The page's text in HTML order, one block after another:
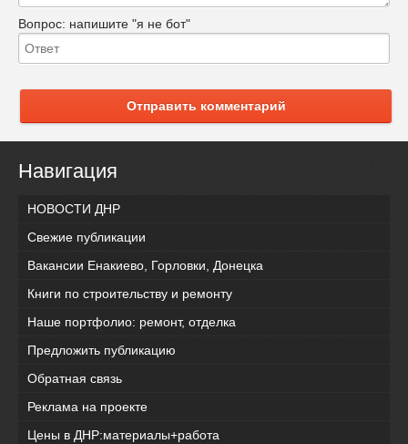
Вопрос: напишите "я не бот"
Отправить комментарий
Навигация
НОВОСТИ ДНР
Свежие публикации
Вакансии Енакиево, Горловки, Донецка
Книги по строительству и ремонту
Наше портфолио: ремонт, отделка
Предложить публикацию
Обратная связь
Реклама на проекте
Цены в ДНР:материалы+работа